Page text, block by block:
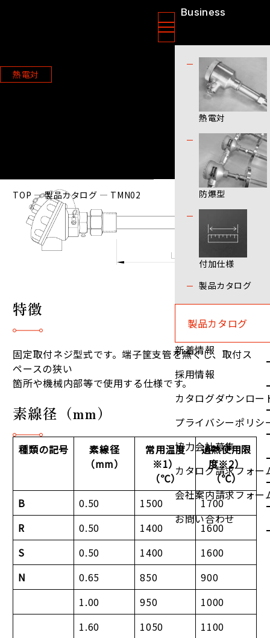
Business
熱電対
防爆型
付加仕様
製品カタログ
製品カタログ
新着情報
採用情報
カタログダウンロー
プライバシーポリシ
協力会社募集
カタログ請求フォー
会社案内請求フォー
お問い合わせ
熱電対
TOP 製品カタログ TMN02
特徴
固定取付ネジ型式です。端子筐支管を無くし、取付ス
ペースの狭い
箇所や機械内部等で使用する仕様です。
素線径（mm）
種類の記号
素線径
（mm）
常用温度
※1）
（℃）
過熱使用限
度※2）
（℃）
B
0.50 1500
1700
R
0.50 1400
1600
S
0.50 1400
1600
N
0.65 850
900
1.00
950
1000
1.60
1050
1100